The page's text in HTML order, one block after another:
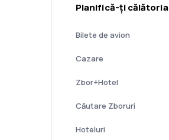
Planifică-ți călătoria
Bilete de avion
Cazare
Zbor+Hotel
Căutare Zboruri
Hoteluri